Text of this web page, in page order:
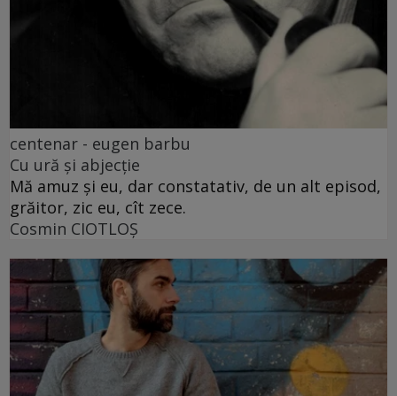
centenar - eugen barbu
Cu ură și abjecție
Mă amuz și eu, dar constatativ, de un alt episod,
grăitor, zic eu, cît zece.
Cosmin CIOTLOŞ